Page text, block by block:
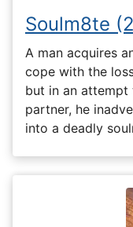
Soulm8te
A man acquires
cope with the
but in an
partner, he
into a deadly